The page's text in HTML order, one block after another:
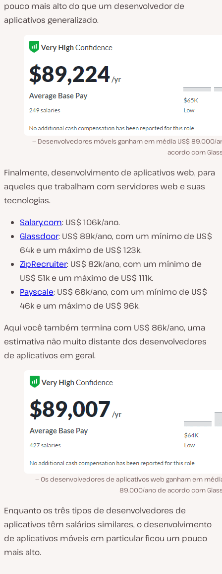
pouco mais alto do que um desenvolvedor de
aplicativos generalizado.
Desenvolvedores móveis ganham em média US$ 89.000/
acordo com
Finalmente, desenvolvimento de aplicativos web, para
aqueles que trabalham com servidores web e suas
tecnologias.
Salary.com: US$ 106k/ano.
Glassdoor: US$ 89k/ano, com um mínimo de US$
64k e um máximo de US$ 123k.
ZipRecruiter: US$ 82k/ano, com um mínimo de
US$ 51k e um máximo de US$ 111k.
Payscale: US$ 66k/ano, com um mínimo de US$
46k e um máximo de US$ 96k.
Aqui você também termina com US$ 86k/ano, uma
estimativa não muito distante dos desenvolvedores
de aplicativos em geral.
Os desenvolvedores de aplicativos web ganham em
89.000/ano de acordo com
Enquanto os três tipos de desenvolvedores de
aplicativos têm salários similares, o desenvolvimento
de aplicativos móveis em particular ficou um pouco
mais alto.